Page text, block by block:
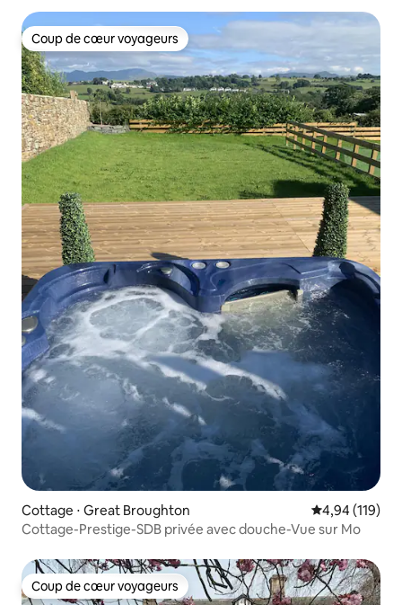
Coup de cœur voyageurs
Coup de cœur voyageurs
Cottage ⋅ Great Broughton Évaluation
4,94 (119)
Cottage-Prestige-SDB privée avec douche-Vue sur Mo
Coup de cœur voyageurs
Coup de cœur voyageurs